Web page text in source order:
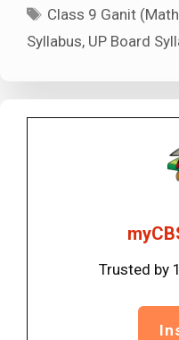
Tags
Class 9 Ganit
Syllabus, UP Board
Trusted by